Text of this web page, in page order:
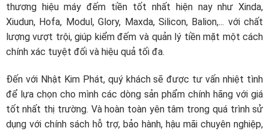
thương hiệu máy đếm tiền tốt nhất hiện nay như Xinda,
Xiudun, Hofa, Modul, Glory, Maxda, Silicon, Balion,... với chất
lượng vượt trội, giúp kiểm đếm và quản lý tiền mặt một cách
chính xác tuyệt đối và hiệu quả tối đa.
Đến với Nhật Kim Phát, quý khách sẽ được tư vấn nhiệt tình
để lựa chọn cho mình các dòng sản phẩm chính hãng với giá
tốt nhất thị trường. Và hoàn toàn yên tâm trong quá trình sử
dụng với chính sách hỗ trợ, bảo hành, hậu mãi chuyên nghiệp,